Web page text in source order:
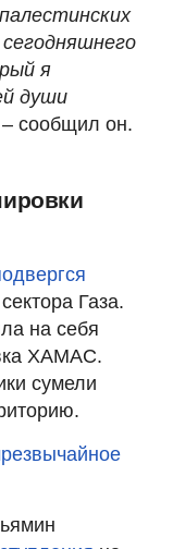
я
души
– сообщил он.
Газа.
на себя
ХАМАС.
сумели